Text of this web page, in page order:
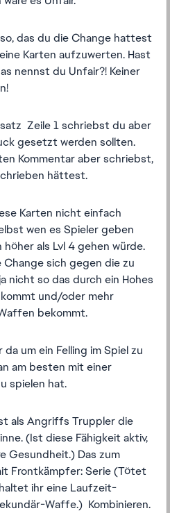
das du die Change hattest
Karten aufzuwerten. Hast
nennst du Unfair?! Keiner
Zeile 1 schriebst du aber
gesetzt werden sollten.
Kommentar aber schriebst,
hättest.
Karten nicht einfach
wen es Spieler geben
als Lvl 4 gehen würde.
sich gegen die zu
nicht so das durch ein Hohes
kommt und/oder mehr
bekommt.
um ein Felling im Spiel zu
am besten mit einer
spielen hat.
als Angriffs Truppler die
(Ist diese Fähigkeit aktiv,
Gesundheit.) Das zum
Frontkämpfer: Serie (Tötet
ihr eine Laufzeit-
Waffe.) Kombinieren.